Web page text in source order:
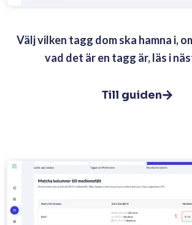
Välj vilken tagg dom ska hamna i,
vad det är en tagg är, läs i
Till guiden